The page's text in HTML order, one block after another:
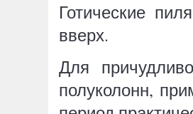
Готические
вверх.
Для
полуколонн,